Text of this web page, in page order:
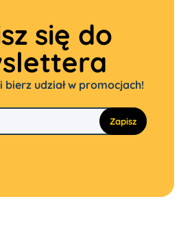
się do
bierz udział w promocjach!